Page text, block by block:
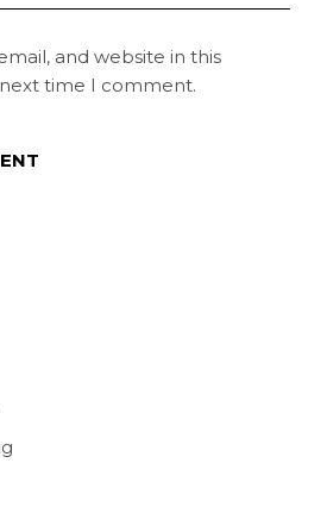
and website in this
time I comment.